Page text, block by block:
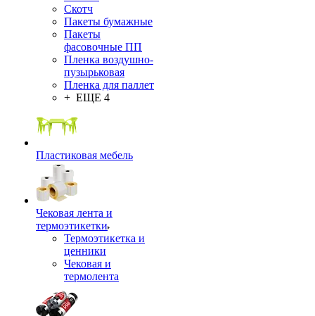
Скотч
Пакеты бумажные
Пакеты
фасовочные ПП
Пленка воздушно-
пузырьковая
Пленка для паллет
+ ЕЩЕ 4
Пластиковая мебель
Чековая лента и
термоэтикетки
Термоэтикетка и
ценники
Чековая и
термолента